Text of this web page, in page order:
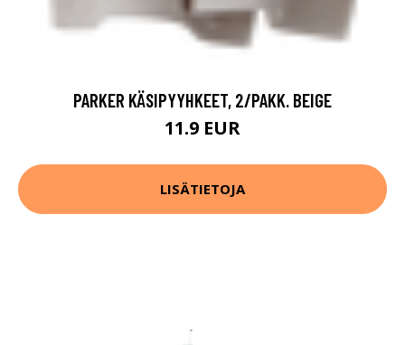
PARKER KÄSIPYYHKEET, 2/PAKK. BEIGE
11.9 EUR
LISÄTIETOJA